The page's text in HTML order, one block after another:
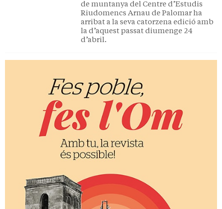
de muntanya del Centre d’Estudis
Riudomencs Arnau de Palomar ha
arribat a la seva catorzena edició amb
la d’aquest passat diumenge 24
d’abril.